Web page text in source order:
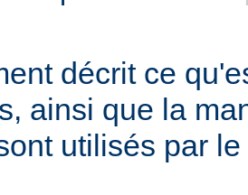
décrit ce
ainsi que la
utilisés par